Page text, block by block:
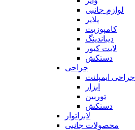
لوازم جانبی
پلایر
کامپوزیت
دیباندینگ
لایت کیور
دستکش
جراحی
جراحی ایمپلنت
ابزار
توربین
دستکش
لابراتوار
محصولات جانبی